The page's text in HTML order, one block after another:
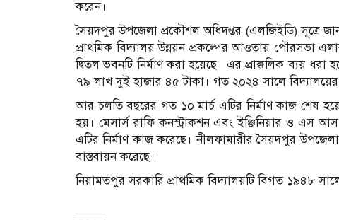
করেন।
সৈয়দপুর উপজেলা প্রকৌশল অধিদপ্তর (এলজিইডি) সূত্রে জানা
প্রাথমিক বিদ্যালয় উন্নয়ন প্রকল্পের আওতায় পৌরসভা
দ্বিতল ভবনটি নির্মাণ করা হয়েছে। এর প্রাক্কলিক ব্যয়
৭৯ লাখ দুই হাজার ৪৫ টাকা। গত ২০২৪ সালে
আর চলতি বছরের গত ১০ মার্চ এটির নির্মাণ কাজ শেষ
হয়। মেসার্স রাফি কনস্ট্রাকশন এবং ইঞ্জিনিয়ার ও এস আস
এটির নির্মাণ কাজ করেছে। নীলফামারীর সৈয়দপুর
বাস্তবায়ন করেছে।
নিয়ামতপুর সরকারি প্রাথমিক বিদ্যালয়টি বিগত ১৯৪৮ সালে